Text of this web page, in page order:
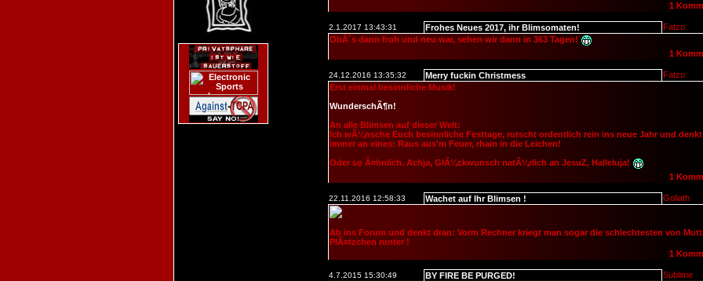
1
2.1.2017 13:43:31 Frohes Neues 2017, ihr Blimsomaten!
Fatzo
ObÂ´s dann froh und neu war, sehen wir dann in 363 Tagen!
1
24.12.2016 13:35:32 Merry fuckin Christmess
Fatzo
Erst einmal besinnliche Musik!
WunderschÃ¶n!
An alle Blimsen auf dieser Welt:
Ich wÃ¼nsche Euch besinnliche Festtage, rutscht ordentlich rein ins neue Jahr und denkt
immer an eines: Raus aus'm Feuer, rhain in die Leichen!
Oder so Ã¤hnlich. Achja, GlÃ¼ckwunsch natÃ¼rlich an JesuZ, Halleluja!
1
22.11.2016 12:58:33 Wachet auf Ihr Blimsen ! Goliath
Ab ins Forum und denkt dran: Vorm Rechner kriegt man sogar die schlechtesten von
PlÃ¤tzchen runter !
1
4.7.2015 15:30:49 BY FIRE BE PURGED! Sublime